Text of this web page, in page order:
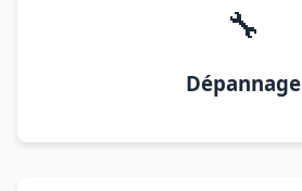
🔧
Dépannage